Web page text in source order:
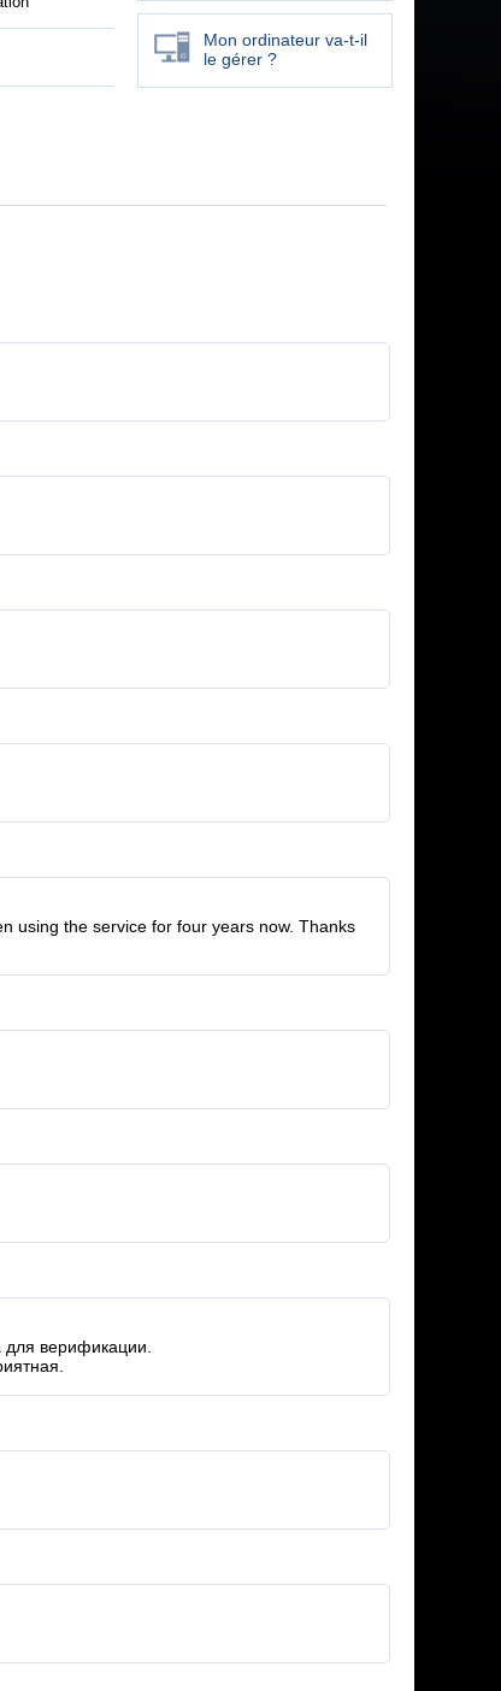
Mon ordinateur va-t-il
le gérer ?
using the service for four years now. Thanks
верификации.